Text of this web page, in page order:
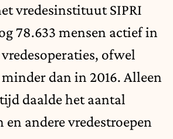
vredesinstituut SIPRI
78.633 mensen actief in
ofwel
dan in 2016. Alleen
daalde het aantal
andere vredestroepen